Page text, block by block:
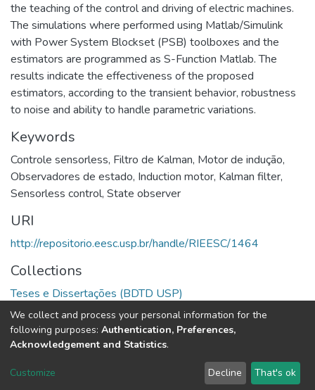
the teaching of the control and driving of electric machines.
The simulations where performed using Matlab/Simulink
with Power System Blockset (PSB) toolboxes and the
estimators are programmed as S-Function Matlab. The
results indicate the effectiveness of the proposed
estimators, according to the transient behavior, robustness
to noise and ability to handle parametric variations.
Keywords
Controle sensorless, Filtro de Kalman, Motor de indução,
Observadores de estado, Induction motor, Kalman filter,
Sensorless control, State observer
URI
http://repositorio.eesc.usp.br/handle/RIEESC/1464
Collections
Teses e Dissertações (BDTD USP)
Full item page
DSpace software copyright © 2002-2026 LYRASIS
Send Feedback
We collect and process your personal information for the
following purposes: Authentication, Preferences,
Acknowledgement and Statistics.
Customize Decline That's ok